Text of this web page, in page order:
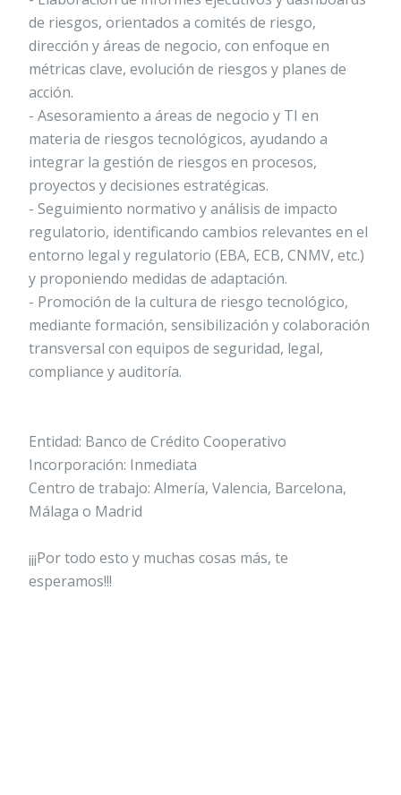
de riesgos, orientados a comités de riesgo,
dirección y áreas de negocio, con enfoque en
métricas clave, evolución de riesgos y planes de
acción.
- Asesoramiento a áreas de negocio y TI en
materia de riesgos tecnológicos, ayudando a
integrar la gestión de riesgos en procesos,
proyectos y decisiones estratégicas.
- Seguimiento normativo y análisis de impacto
regulatorio, identificando cambios relevantes en el
entorno legal y regulatorio (EBA, ECB, CNMV, etc.)
y proponiendo medidas de adaptación.
- Promoción de la cultura de riesgo tecnológico,
mediante formación, sensibilización y colaboración
transversal con equipos de seguridad, legal,
compliance y auditoría.
Entidad: Banco de Crédito Cooperativo
Incorporación: Inmediata
Centro de trabajo: Almería, Valencia, Barcelona,
Málaga o Madrid
¡¡¡Por todo esto y muchas cosas más, te
esperamos!!!